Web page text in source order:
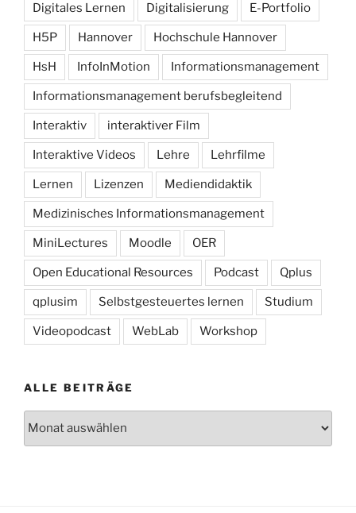
Digitales Lernen Digitalisierung E-Portfolio
H5P Hannover Hochschule Hannover
HsH InfoInMotion Informationsmanagement
Informationsmanagement berufsbegleitend
Interaktiv interaktiver Film
Interaktive Videos Lehre Lehrfilme
Lernen Lizenzen Mediendidaktik
Medizinisches Informationsmanagement
MiniLectures Moodle OER
Open Educational Resources Podcast Qplus
qplusim Selbstgesteuertes lernen Studium
Videopodcast WebLab Workshop
ALLE BEITRÄGE